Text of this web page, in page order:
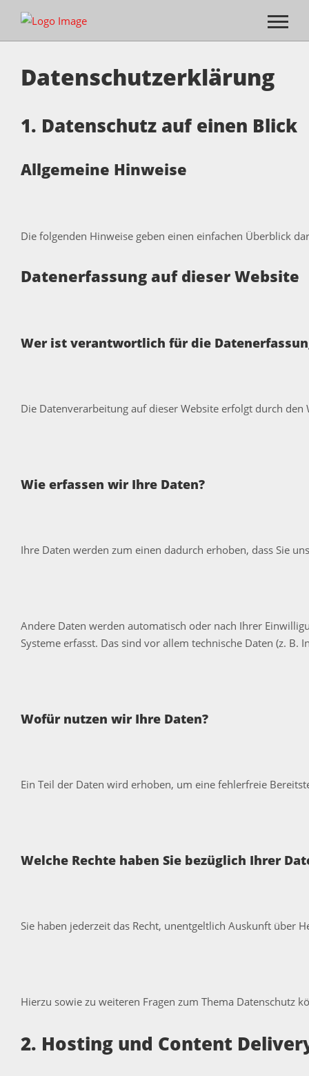
Datenschutz­erklärung
1. Datenschutz auf einen Blick
Allgemeine Hinweise
Die folgenden Hinweise geben einen einfachen Überblick
Datenerfassung auf dieser Website
Wer ist verantwortlich für die
Die Datenverarbeitung auf dieser Website erfolgt durch
Wie erfassen wir Ihre Daten?
Ihre Daten werden zum einen dadurch erhoben, dass Sie
Andere Daten werden automatisch oder nach Ihrer
Systeme erfasst. Das sind vor allem technische Daten (z.
Wofür nutzen wir Ihre Daten?
Ein Teil der Daten wird erhoben, um eine fehlerfreie
Welche Rechte haben Sie bezüglich Ihrer
Sie haben jederzeit das Recht, unentgeltlich Auskunft über
Hierzu sowie zu weiteren Fragen zum Thema Datenschutz
2. Hosting und Content